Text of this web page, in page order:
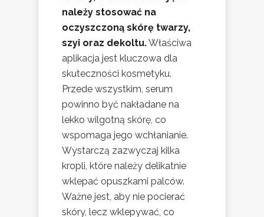
należy stosować na
oczyszczoną skórę twarzy,
szyi oraz dekoltu.Właściwa
aplikacja jest kluczowa dla
skuteczności kosmetyku.
Przede wszystkim, serum
powinno być nakładane na
lekko wilgotną skórę, co
wspomaga jego wchłanianie.
Wystarczą zazwyczaj kilka
kropli, które należy delikatnie
wklepać opuszkami palców.
Ważne jest, aby nie pocierać
skóry, lecz wklepywać, co